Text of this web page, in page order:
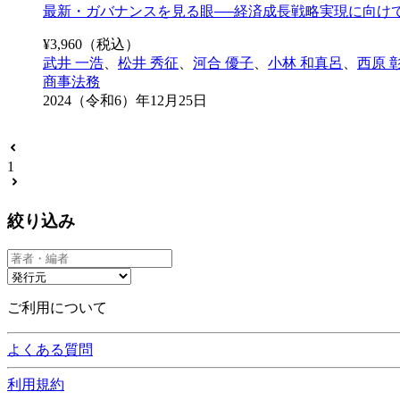
最新・ガバナンスを見る眼──経済成長戦略実現に向け
¥3,960 （税込）
武井 一浩
松井 秀征 河合 優子 小林 和真呂
西原
商事法務
2024（令和6）年12月25日
1
絞り込み
ご利用について
よくある質問
利用規約